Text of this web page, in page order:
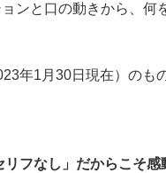
ンと口の動きから、何
年1月30日現在）のも
フなし」だからこそ感